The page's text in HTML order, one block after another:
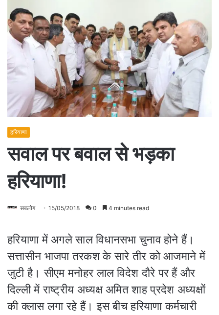
हरियाणा
सवाल पर बवाल से भड़का
हरियाणा!
सबलोग 15/05/2018 0 4 minutes read
हरियाणा में अगले साल विधानसभा चुनाव होने हैं।
सत्तासीन भाजपा तरकश के सारे तीर को आजमाने में
जुटी है। सीएम मनोहर लाल विदेश दौरे पर हैं और
दिल्ली में राष्ट्रीय अध्यक्ष अमित शाह प्रदेश अध्यक्षों
की क्लास लगा रहे हैं। इस बीच हरियाणा कर्मचारी